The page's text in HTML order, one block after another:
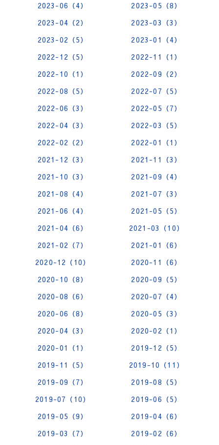
2023-06（4）
2023-05（8）
2023-04（2）
2023-03（3）
2023-02（5）
2023-01（4）
2022-12（5）
2022-11（1）
2022-10（1）
2022-09（2）
2022-08（5）
2022-07（5）
2022-06（3）
2022-05（7）
2022-04（3）
2022-03（5）
2022-02（2）
2022-01（1）
2021-12（3）
2021-11（3）
2021-10（3）
2021-09（4）
2021-08（4）
2021-07（3）
2021-06（4）
2021-05（5）
2021-04（6）
2021-03（10）
2021-02（7）
2021-01（6）
2020-12（10）
2020-11（6）
2020-10（8）
2020-09（5）
2020-08（6）
2020-07（4）
2020-06（8）
2020-05（3）
2020-04（3）
2020-02（1）
2020-01（1）
2019-12（5）
2019-11（5）
2019-10（11）
2019-09（7）
2019-08（5）
2019-07（10）
2019-06（5）
2019-05（9）
2019-04（6）
2019-03（7）
2019-02（6）